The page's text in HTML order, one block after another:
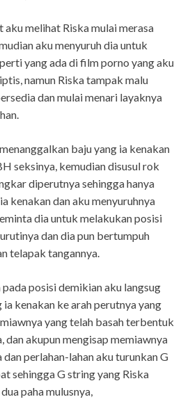
aku melihat Riska mulai merasa
aku menyuruh dia untuk
yang ada di film porno yang aku
namun Riska tampak malu
dan mulai menari layaknya
baju yang ia kenakan
seksinya, kemudian disusul rok
diperutnya sehingga hanya
kenakan dan aku menyuruhnya
dia untuk melakukan posisi
dan dia pun bertumpuh
telapak tangannya.
posisi demikian aku langsug
kenakan ke arah perutnya yang
yang telah basah terbentuk
dan akupun mengisap memiawnya
perlahan-lahan aku turunkan G
sehingga G string yang Riska
paha mulusnya,